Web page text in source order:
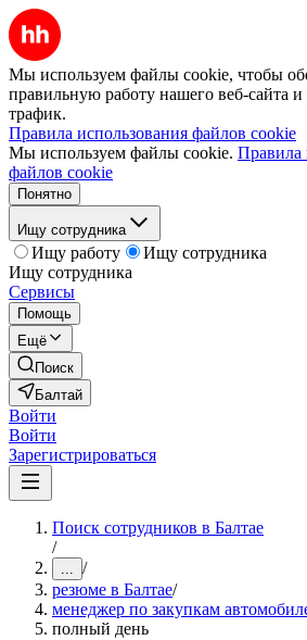
Мы используем файлы cookie, чтобы
правильную работу нашего веб-сайта и
трафик.
Правила использования файлов cookie
Мы используем файлы cookie. Правила
файлов cookie
Понятно
Ищу сотрудника
Ищу работу
Ищу сотрудника
Ищу сотрудника
Сервисы
Помощь
Ещё
Поиск
Балтай
Войти
Войти
Зарегистрироваться
Поиск сотрудников в Балтае
/
... /
резюме в Балтае/
менеджер по закупкам
полный день